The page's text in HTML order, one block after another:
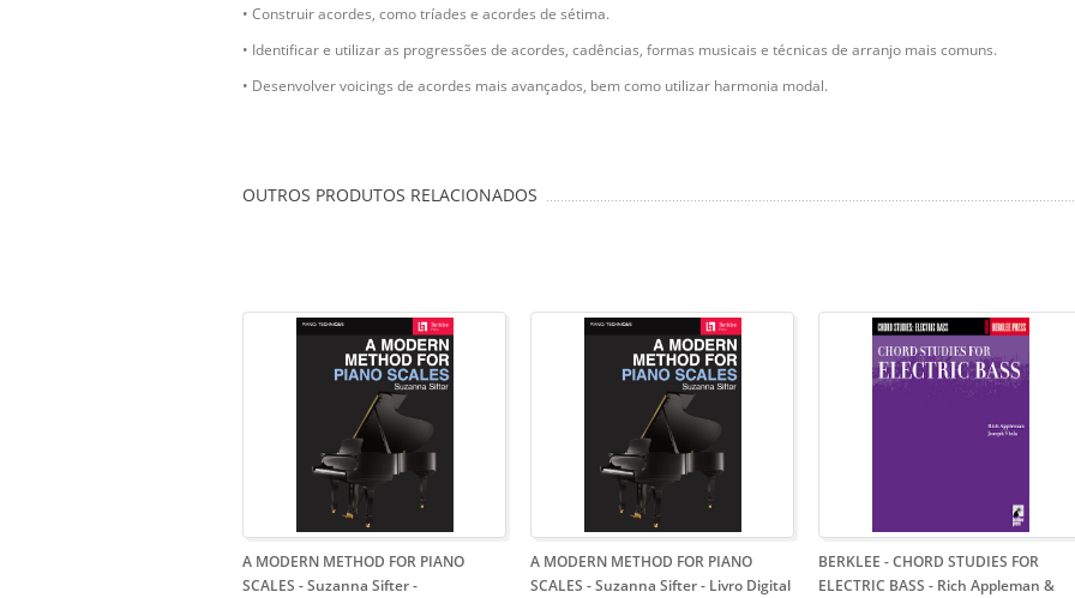
• Construir acordes, como tríades e acordes de sétima.
• Identificar e utilizar as progressões de acordes, cadências, formas musicais e técnicas de arranjo mais comuns.
• Desenvolver voicings de acordes mais avançados, bem como utilizar harmonia modal.
OUTROS PRODUTOS RELACIONADOS
A MODERN METHOD FOR PIANO
SCALES - Suzanna Sifter-
A MODERN METHOD FOR PIANO
SCALES - Suzanna Sifter - Livro Digital
BERKLEE - CHORD STUDIES FOR
ELECTRIC BASS - Rich Appleman &